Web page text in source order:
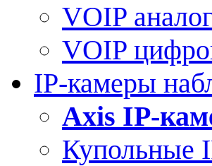
VOIP
VOIP
IP-камеры
Axis IP-
Купольные